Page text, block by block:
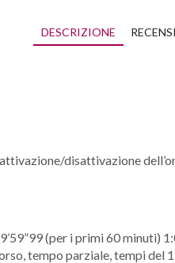
DESCRIZIONE
disattivazione
(per i primi 60
tempo parziale, tempi del